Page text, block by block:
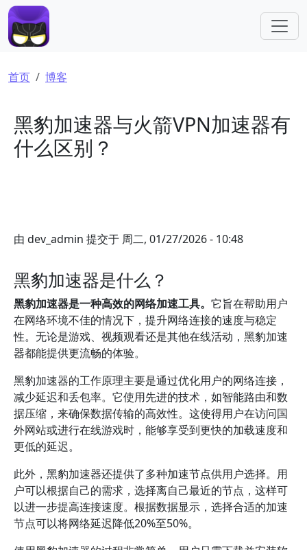
跳转到主要内容
面包屑
首页 博客
黑豹加速器与火箭VPN加速器有
什么区别？
由 dev_admin 提交于 周二, 01/27/2026 - 10:48
黑豹加速器是什么？
黑豹加速器是一种高效的网络加速工具。 它旨在帮助用户
在网络环境不佳的情况下，提升网络连接的速度与稳定
性。无论是游戏、视频观看还是其他在线活动，黑豹加速
器都能提供更流畅的体验。
黑豹加速器的工作原理主要是通过优化用户的网络连接，
减少延迟和丢包率。它使用先进的技术，如智能路由和数
据压缩，来确保数据传输的高效性。这使得用户在访问国
外网站或进行在线游戏时，能够享受到更快的加载速度和
更低的延迟。
此外，黑豹加速器还提供了多种加速节点供用户选择。用
户可以根据自己的需求，选择离自己最近的节点，这样可
以进一步提高连接速度。根据数据显示，选择合适的加速
节点可以将网络延迟降低20%至50%。